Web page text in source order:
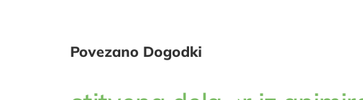
Povezano Dogodki